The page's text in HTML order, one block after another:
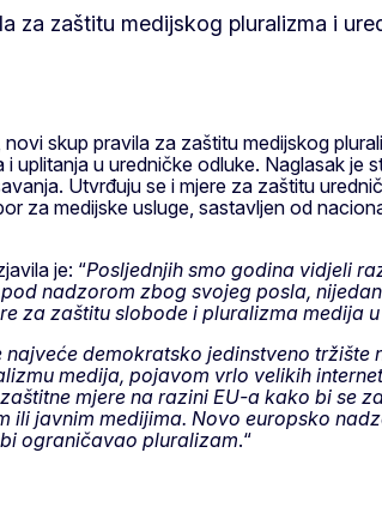
skup pravila za zaštitu medijskog
u uredničke odluke. Naglasak je
Utvrđuju se i mjere za zaštitu
za medijske usluge, sastavljen od
je: “Posljednjih smo godina vidjeli
nadzorom zbog svojeg posla,
za zaštitu slobode i pluralizma medija
najveće demokratsko jedinstveno
medija, pojavom vrlo velikih
mjere na razini EU-a kako bi se
javnim medijima. Novo europsko
ograničavao pluralizam.“